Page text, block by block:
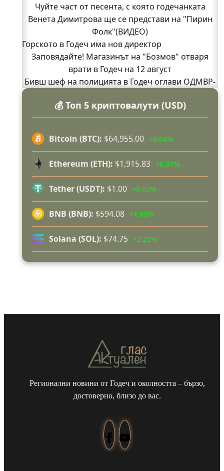
Чуйте част от песента, с която годечанката
Венета Димитрова ще се представи на "Пирин
Фолк"(ВИДЕО)
Горското в Годеч има нов директор
Заповядайте! Магазинът на "Бозмов" отваря
врати в Годеч на 12 август
Бивш шеф на полицията в Годеч оглави ОДМВР-
Кой подпали гората край Шума?
Младежи от Люлин и Део сред първите
доброволци на пожара край Шума (СНИМКИ)
Началникът на пожарната в Годеч благодари
поименно на всички, които бяха рамо до рамо с
огнеборците!
150 декара гори, треви и храсти изгоряха край
Годеч, десетки доброволци се хвърлиха в
Полицията влиза в селата
Възможни са прекъсвания на тока утре в части
от община Годеч
пред живота в чужбина? (ВИДЕО)
💰 Топ 5 криптовалути (USD)
Bitcoin (BTC): $64,955.00 +0.64%
Ethereum (ETH): $1,915.83 +0.37%
Tether (USDT): $1.00 +0.02%
BNB (BNB): $594.08 +1.03%
Solana (SOL): $74.75 +2.22%
Регионални новини от Годеч и околността – бързо,
достоверно, близо до вас.